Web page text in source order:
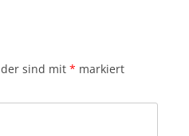
sind mit * markiert